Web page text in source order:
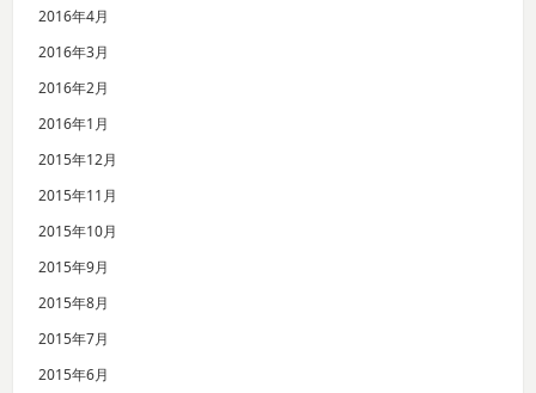
2016年4月
2016年3月
2016年2月
2016年1月
2015年12月
2015年11月
2015年10月
2015年9月
2015年8月
2015年7月
2015年6月